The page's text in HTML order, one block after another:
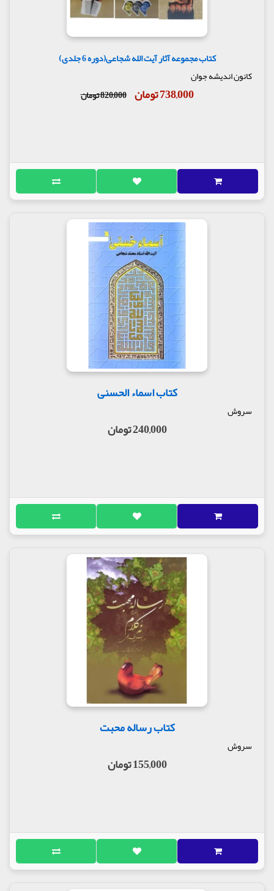
کتاب مجموعه آثار آیت الله شجاعی(دوره 6 جلدی)
کانون اندیشه جوان
738,000 تومان 820,000 تومان
کتاب اسماء الحسنی
سروش
240,000 تومان
کتاب رساله محبت
سروش
155,000 تومان